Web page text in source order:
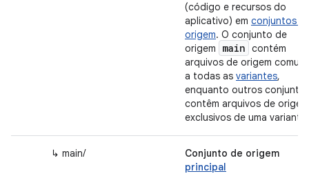
(código e recursos do
aplicativo) em conjuntos
origem. O conjunto de
origem
main contém
arquivos de origem comuns
a todas as variantes,
enquanto outros
contêm arquivos de origem
exclusivos de uma variante.
↳ main/
Conjunto de origem
principal